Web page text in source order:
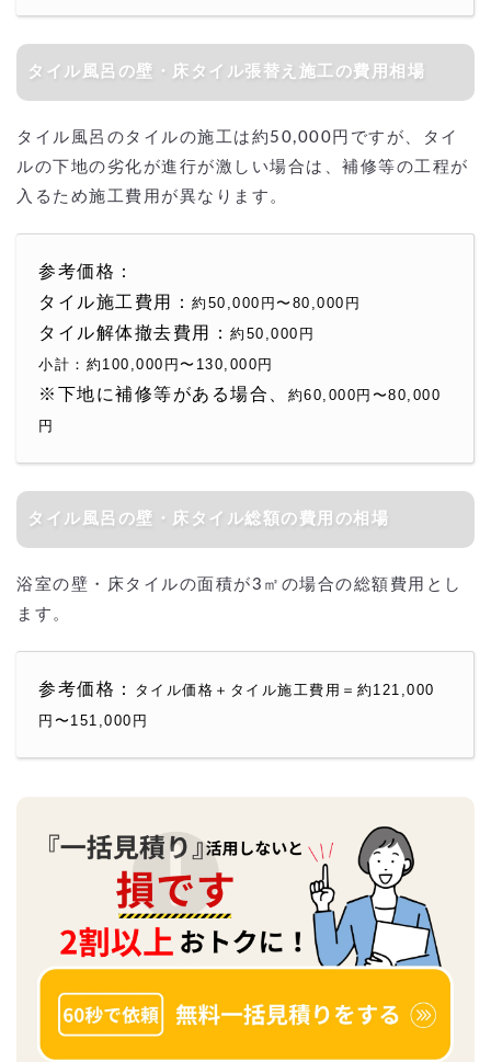
タイル風呂の壁・床タイル張替え施工の費用相場
タイル風呂のタイルの施工は約50,000円ですが、タイ
ルの下地の劣化が進行が激しい場合は、補修等の工程が
入るため施工費用が異なります。
参考価格：
タイル施工費用： 約50,000円〜80,000円
タイル解体撤去費用： 約50,000円
小計：約100,000円〜130,000円
※下地に補修等がある場合、 約60,000円〜80,000
円
タイル風呂の壁・床タイル総額の費用の相場
浴室の壁・床タイルの面積が3㎡の場合の総額費用とし
ます。
参考価格：
タイル価格＋タイル施工費用＝約121,000
円〜151,000円